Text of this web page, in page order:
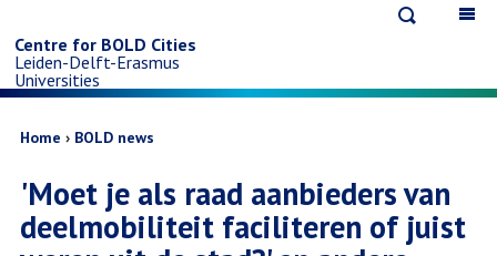
to
main
content
Centre for BOLD Cities
Leiden-Delft-Erasmus
Universities
Breadcrumb
Home BOLD news
'Moet je als raad aanbieders van
deelmobiliteit faciliteren of juist